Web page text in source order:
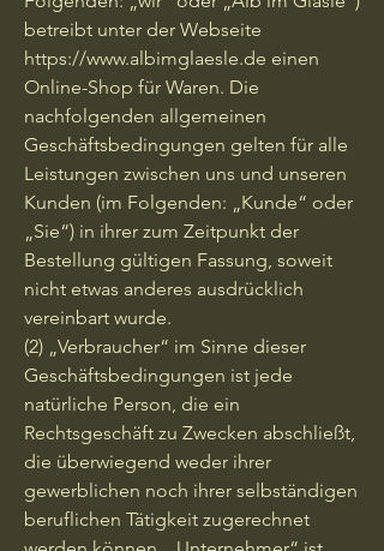
betreibt unter der Webseite
https://www.albimglaesle.de einen
Online-Shop für Waren. Die
nachfolgenden allgemeinen
Geschäftsbedingungen gelten für alle
Leistungen zwischen uns und unseren
Kunden (im Folgenden: „Kunde“ oder
„Sie“) in ihrer zum Zeitpunkt der
Bestellung gültigen Fassung, soweit
nicht etwas anderes ausdrücklich
vereinbart wurde.
(2) „Verbraucher“ im Sinne dieser
Geschäftsbedingungen ist jede
natürliche Person, die ein
Rechtsgeschäft zu Zwecken abschließt,
die überwiegend weder ihrer
gewerblichen noch ihrer selbständigen
beruflichen Tätigkeit zugerechnet